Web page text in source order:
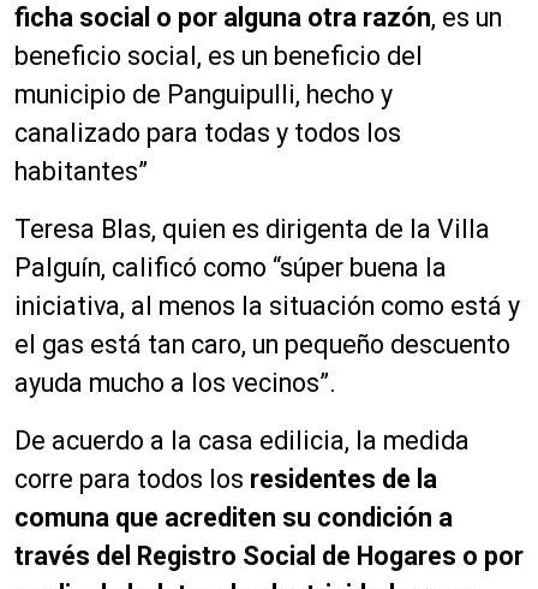
ficha social o por alguna otra razón, es un
beneficio social, es un beneficio del
municipio de Panguipulli, hecho y
canalizado para todas y todos los
habitantes”
Teresa Blas, quien es dirigenta de la Villa
Palguín, calificó como “súper buena la
iniciativa, al menos la situación como está y
el gas está tan caro, un pequeño descuento
ayuda mucho a los vecinos”.
De acuerdo a la casa edilicia, la medida
corre para todos los residentes de la
comuna que acrediten su condición a
través del Registro Social de Hogares o por